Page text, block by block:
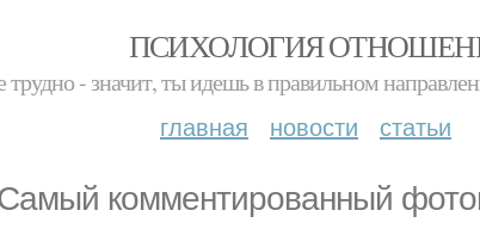
ПСИХОЛОГИЯ
трудно - значит, ты идешь в правильном
главная новости статьи
комментированный